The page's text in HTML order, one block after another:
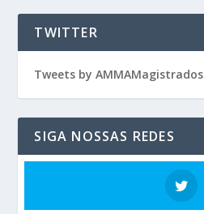
TWITTER
Tweets by AMMAMagistrados
SIGA NOSSAS REDES